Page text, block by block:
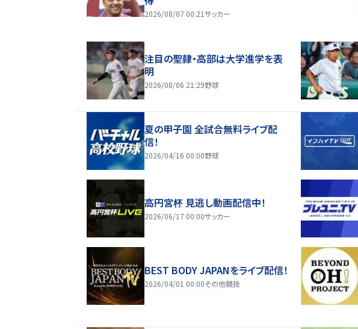
2026/08/07 00:21サッカー
注目の聖隷・高部は大学進学を表
明
2026/08/06 21:29野球
夏の甲子園 全試合無料ライブ配
信！
2026/04/16 00:00野球
高円宮杯 見逃し動画配信中！
2026/06/17 00:00サッカー
BEST BODY JAPANをライブ配信！
2026/04/01 00:00その他競技